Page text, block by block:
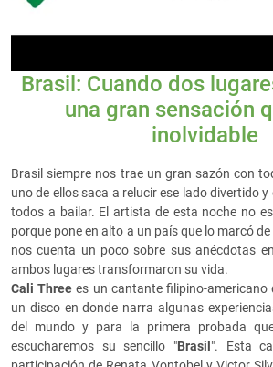
Brasil: Cuando dos
una gran sensación
inolvidable
Brasil siempre nos trae un gran sazón con
uno de ellos saca a relucir ese lado divertido
todos a bailar. El artista de esta noche no
porque pone en alto a un país que lo marcó
nos cuenta un poco sobre sus anécdotas
ambos lugares transformaron su vida.
Cali Three es un cantante filipino-
un disco en donde narra algunas
del mundo y para la primera probada
escucharemos su sencillo "Brasil ". Esta